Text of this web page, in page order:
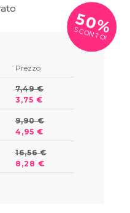
50%
SCONTO!
Prezzo
7,49 €
3,75 €
9,90 €
4,95 €
16,56 €
8,28 €